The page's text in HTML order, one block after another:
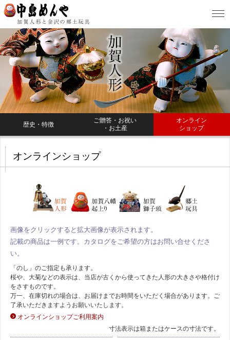
歴史・特徴
ご贈答・お祝い
・お土産
オンライン
ショップ
オンラインショップ
画像をクリックすると拡大画像が表示されます。
記載の商品は一例です。カタログをご希望の方はお問い合せくださ
い。
「のし」のご指定も承ります。
桜や、大菊などの表示は、当店が古くから使ってきた人形の大きさや格付け
をさすものです。
万一、在庫切れの場合は、お届けまでお時間をいただく場合があります。ご
了承いただきますようお願いいたします。
オンラインショップご利用案内
寸法表示は箱またはケースの寸法です。